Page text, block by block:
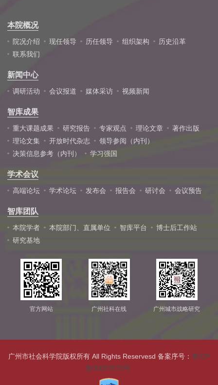
本院概况
院况介绍 现任领导 历任领导 组织架构
历史沿革
联系我们
新闻中心
调研活动 会议报道 媒体采访 视频新闻
智库成果
重大课题成果 研究报告 专家观点 理论文章
著作出版
理论文集
开放时代杂志
领导参阅（内刊）
决策信息参考（内刊）
学习强国
学术会议
高端论坛 学术论坛 发布会 报告会 研讨会 会议预告
智库团队
本院学者 本院部门、直属单位 智库平台
博士后工作站
研究基地
官方网站 广州社科在线 广州城市战略研究
广州市社会科学院版权所有 All Rights Reservesd 备案序号： 粤ICP
备05087679号